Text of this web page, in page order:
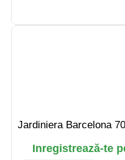
Jardiniera Barcelona
Inregistrează-te